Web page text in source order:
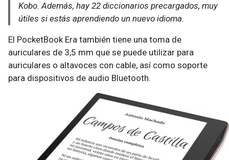
Kobo. Además, hay 22 diccionarios precargados, muy
útiles si estás aprendiendo un nuevo idioma.
El PocketBook Era también tiene una toma de
auriculares de 3,5 mm que se puede utilizar para
auriculares o altavoces con cable, así como soporte
para dispositivos de audio Bluetooth.